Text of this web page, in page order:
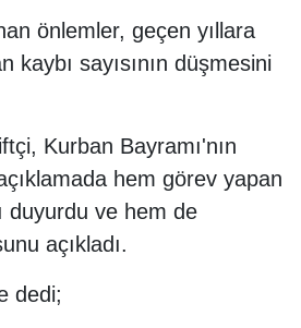
önlemler, geçen yıllara
kaybı sayısının düşmesini
Kurban Bayramı'nın
hem görev yapan
duyurdu ve hem de
açıkladı.
dedi;